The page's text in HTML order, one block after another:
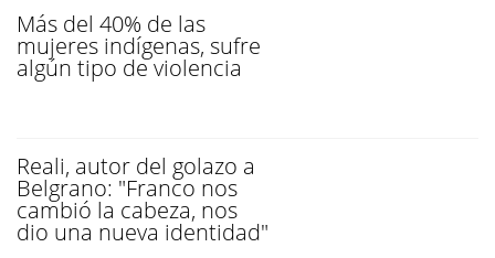
Más del 40% de las
mujeres indígenas, sufre
algún tipo de violencia
Reali, autor del golazo a
Belgrano: "Franco nos
cambió la cabeza, nos
dio una nueva identidad"